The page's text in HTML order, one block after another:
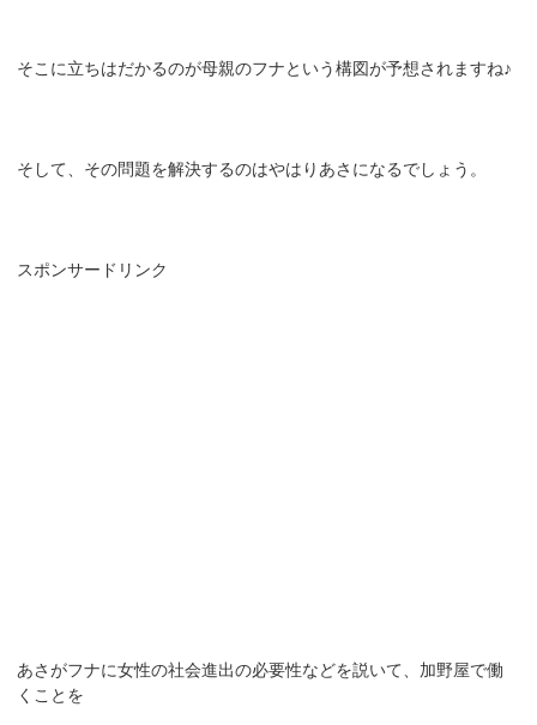
そこに立ちはだかるのが母親のフナという構図が予想されますね♪
そして、その問題を解決するのはやはりあさになるでしょう。
スポンサードリンク
あさがフナに女性の社会進出の必要性などを説いて、加野屋で働
くことを